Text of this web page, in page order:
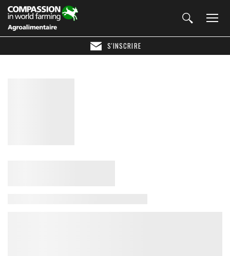
S'INSCRIRE